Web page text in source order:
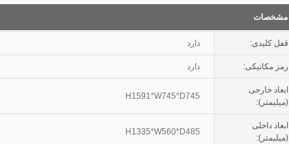
مشخصات
قفل کلیدی: دارد
رمز مکانیکی: دارد
ابعاد خارجی
(میلیمتر):
H1591*W745*D745
ابعاد داخلی
(میلیمتر):
H1335*W560*D485